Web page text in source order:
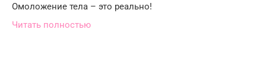
Омоложение тела – это реально!
Читать полностью